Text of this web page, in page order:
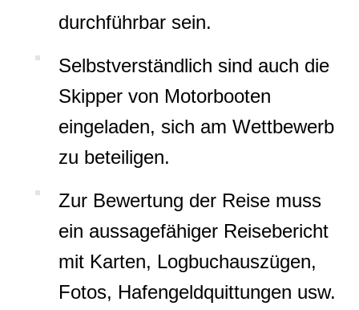
durchführbar sein.
Selbstverständlich sind auch die
Skipper von Motorbooten
eingeladen, sich am Wettbewerb
zu beteiligen.
Zur Bewertung der Reise muss
ein aussagefähiger Reisebericht
mit Karten, Logbuchauszügen,
Fotos, Hafengeldquittungen usw.